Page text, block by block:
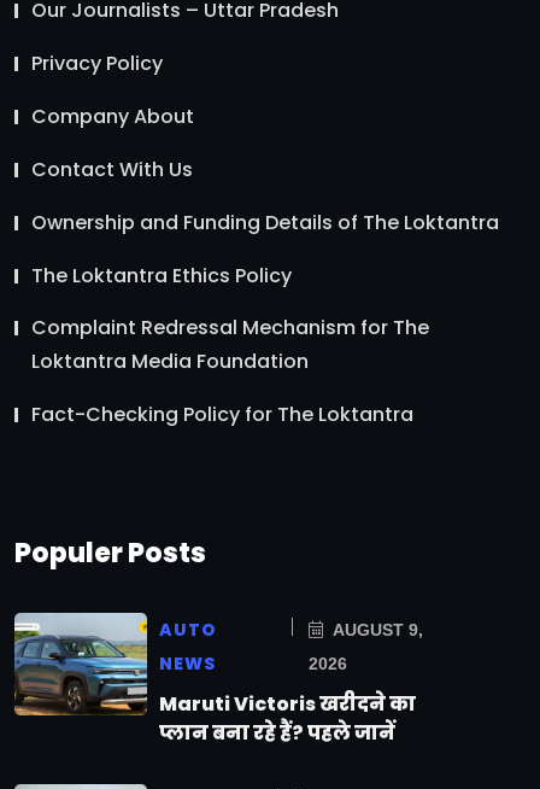
Our Journalists – Uttar Pradesh
Privacy Policy
Company About
Contact With Us
Ownership and Funding Details of The Loktantra
The Loktantra Ethics Policy
Complaint Redressal Mechanism for The
Loktantra Media Foundation
Fact-Checking Policy for The Loktantra
Populer Posts
AUTO
NEWS
AUGUST 9,
2026
Maruti Victoris खरीदने का
प्लान बना रहे हैं? पहले जानें